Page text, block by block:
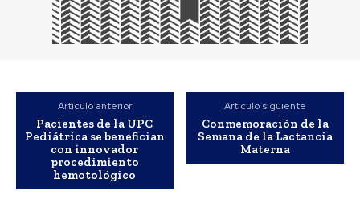
Artículo anterior
Pacientes de la UPC
Pediátrica se benefician
con innovador
procedimiento
hemotológico
Artículo siguiente
Conmemoración de la
Semana de la Lactancia
Materna